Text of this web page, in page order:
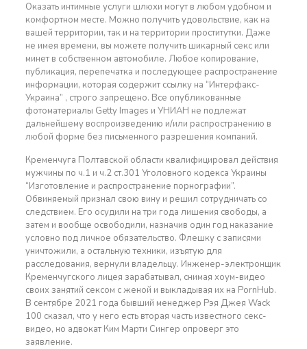
Оказать интимные услуги шлюхи могут в любом удобном и
комфортном месте. Можно получить удовольствие, как на
вашей территории, так и на территории проститутки. Даже
не имея времени, вы можете получить шикарный секс или
минет в собственном автомобиле. Любое копирование,
публикация, перепечатка и последующее распространение
информации, которая содержит ссылку на “Интерфакс-
Украина” , строго запрещено. Все опубликованные
фотоматериалы Getty Images и УНИАН не подлежат
дальнейшему воспроизведению и/или распространению в
любой форме без письменного разрешения компаний.
Кременчуга Полтавской области квалифицировал действия
мужчины по ч.1 и ч.2 ст.301 Уголовного кодекса Украины
“Изготовление и распространение порнографии”.
Обвиняемый признал свою вину и решил сотрудничать со
следствием. Его осудили на три года лишения свободы, а
затем и вообще освободили, назначив один год наказание
условно под личное обязательство. Флешку с записями
уничтожили, а остальную техники, изъятую для
расследования, вернули владельцу. Инженер-электронщик
Кременчугского лицея зарабатывал, снимая хоум-видео
своих занятий сексом с женой и выкладывая их на PornHub.
В сентябре 2021 года бывший менеджер Рэя Джея Wack
100 сказал, что у него есть вторая часть известного секс-
видео, но адвокат Ким Марти Сингер опроверг это
заявление.